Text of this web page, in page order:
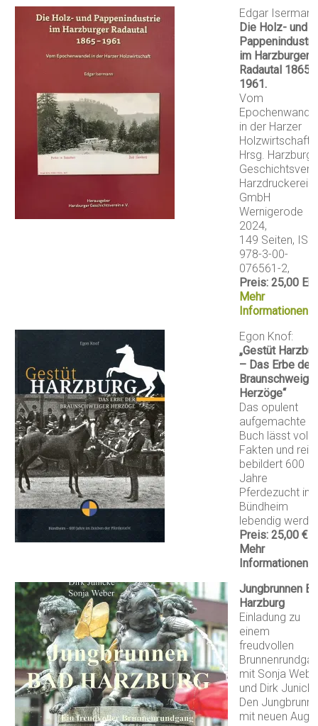
Eine Kooperation der BÜCHER-HEIMAT mit dem Harzburger
Geschichtsverein
Edgar
Die Holz- und
im Harzburger
Radautal 1865
1961.
Vom
in der Harzer
Holzwirtschaft
Hrsg.
Harzdruckerei
GmbH
Wernigerode
2024,
149 Seiten,
978-3-00-
076561-2,
Preis: 25,00
Mehr
Informationen
Egon Knof:
„Gestüt
– Das Erbe der
Herzöge“
Das opulent
aufgemachte
Buch lässt
Fakten und
bebildert 600
Jahre
Pferdezucht in
Bündheim
lebendig
Preis: 25,00 €
Mehr
Informationen
Jungbrunnen
Harzburg
Einladung zu
einem
freudvollen
mit Sonja
und Dirk
Den
mit neuen